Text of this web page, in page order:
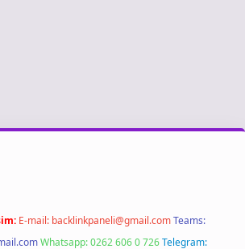
E-mail: backlinkpaneli@gmail.comTeams:
Whatsapp: 0262 606 0 726Telegram: